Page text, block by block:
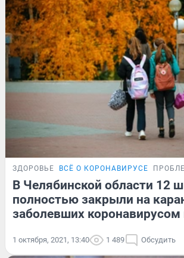
ЗДОРОВЬЕ ВСЁ О КОРОНАВИРУСЕ
В Челябинской области 12
полностью закрыли на
заболевших
1 октября, 2021, 13:40 1 489 Обсудить